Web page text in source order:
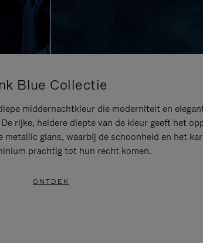
Blue Collectie
middernachtkleur die moderniteit en
rijke, heldere diepte van de kleur geeft het
metallic glans, waarbij de schoonheid en het
prachtig tot hun recht komen.
ONTDEK